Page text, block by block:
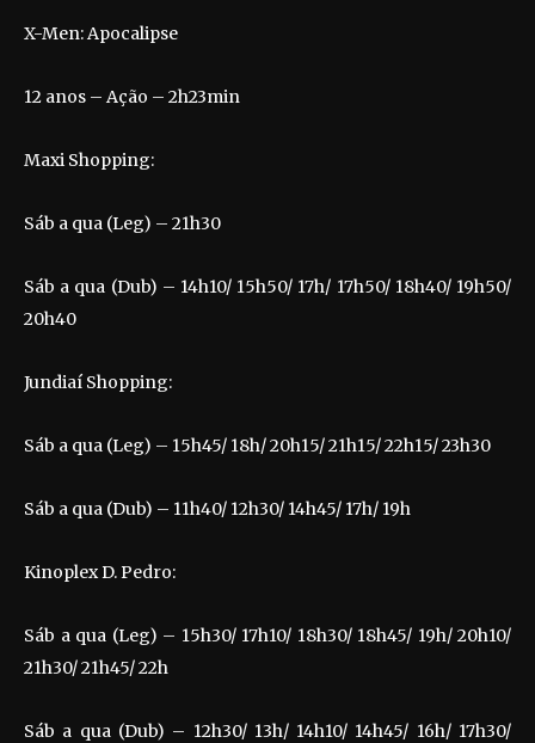
X-Men: Apocalipse
12 anos – Ação – 2h23min
Maxi Shopping:
Sáb a qua (Leg) – 21h30
Sáb a qua (Dub) – 14h10/ 15h50/ 17h/ 17h50/ 18h40/ 19h50/
20h40
Jundiaí Shopping:
Sáb a qua (Leg) – 15h45/ 18h/ 20h15/ 21h15/ 22h15/ 23h30
Sáb a qua (Dub) – 11h40/ 12h30/ 14h45/ 17h/ 19h
Kinoplex D. Pedro:
Sáb a qua (Leg) – 15h30/ 17h10/ 18h30/ 18h45/ 19h/ 20h10/
21h30/ 21h45/ 22h
Sáb a qua (Dub) – 12h30/ 13h/ 14h10/ 14h45/ 16h/ 17h30/